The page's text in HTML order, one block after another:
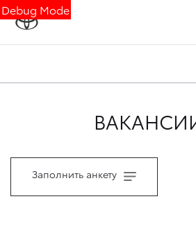
Debug Mode
Заполнить анкету